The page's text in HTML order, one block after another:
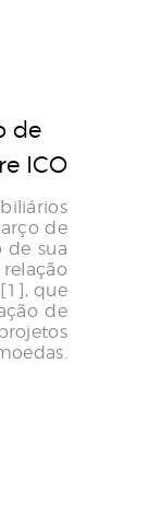
de
ICO
de
de sua
que
de